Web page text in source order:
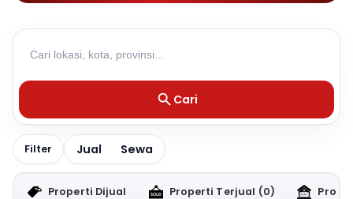
Cari
Filter Jual Sewa
Properti Dijual Properti Terjual (0)